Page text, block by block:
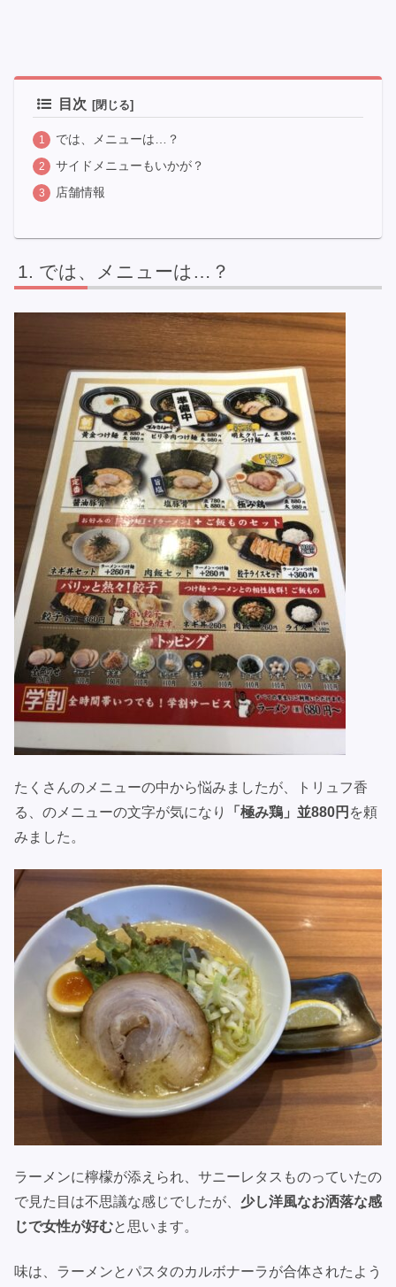
目次
では、メニューは…？
サイドメニューもいかが？
店舗情報
では、メニューは…？
たくさんのメニューの中から悩みましたが、トリュフ香
る、のメニューの文字が気になり
「極み鶏」並880円 を頼
みました。
ラーメンに檸檬が添えられ、サニーレタスものっていたの
で見た目は不思議な感じでしたが、 少し洋風なお洒落な感
じで女性が好むと思います。
味は、ラーメンとパスタのカルボナーラが合体されたよう